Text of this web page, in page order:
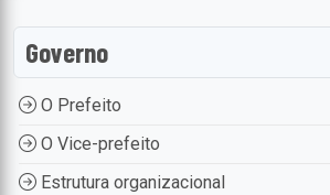
Governo
O Prefeito
O Vice-prefeito
Estrutura organizacional